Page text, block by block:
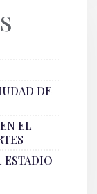
DE
EL
ESTADIO